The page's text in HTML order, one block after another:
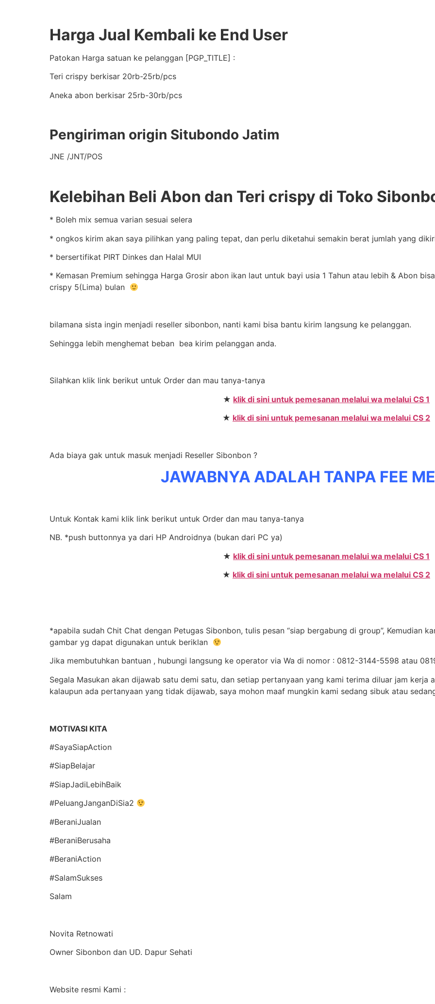
Harga Jual Kembali ke End User
Patokan Harga satuan ke pelanggan [PGP_TITLE] :
Teri crispy berkisar 20rb-25rb/pcs
Aneka abon berkisar 25rb-30rb/pcs
Pengiriman origin Situbondo Jatim
JNE /JNT/POS
Kelebihan Beli Abon dan Teri crispy di Toko
* Boleh mix semua varian sesuai selera
* ongkos kirim akan saya pilihkan yang paling tepat, dan perlu diketahui semakin berat jumlah yang
* bersertifikat PIRT Dinkes dan Halal MUI
* Kemasan Premium sehingga Harga Grosir abon ikan laut untuk bayi usia 1 Tahun atau lebih & Abon
crispy 5(Lima) bulan
bilamana sista ingin menjadi reseller sibonbon, nanti kami bisa bantu kirim langsung ke pelanggan.
Sehingga lebih menghemat beban bea kirim pelanggan anda.
Silahkan klik link berikut untuk Order dan mau tanya-tanya
★ klik di sini untuk pemesanan melalui wa melalui CS 1
★ klik di sini untuk pemesanan melalui wa melalui CS 2
Ada biaya gak untuk masuk menjadi Reseller Sibonbon ?
JAWABNYA ADALAH TANPA FEE
Untuk Kontak kami klik link berikut untuk Order dan mau tanya-tanya
NB. *push buttonnya ya dari HP Androidnya (bukan dari PC ya)
★ klik di sini untuk pemesanan melalui wa melalui CS 1
★ klik di sini untuk pemesanan melalui wa melalui CS 2
*apabila sudah Chit Chat dengan Petugas Sibonbon, tulis pesan “siap bergabung di group”, Kemudian
gambar yg dapat digunakan untuk beriklan
Jika membutuhkan bantuan , hubungi langsung ke operator via Wa di nomor : 0812-3144-5598 atau
Segala Masukan akan dijawab satu demi satu, dan setiap pertanyaan yang kami terima diluar jam kerja
kalaupun ada pertanyaan yang tidak dijawab, saya mohon maaf mungkin kami sedang sibuk atau
MOTIVASI KITA
#SayaSiapAction
#SiapBelajar
#SiapJadiLebihBaik
#PeluangJanganDiSia2
#BeraniJualan
#BeraniBerusaha
#BeraniAction
#SalamSukses
Salam
Novita Retnowati
Owner Sibonbon dan UD. Dapur Sehati
Website resmi Kami :